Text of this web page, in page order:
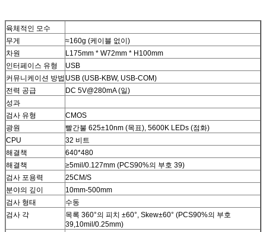
육체적인 모수
무게
≈160g (케이블 없이)
차원
L175mm * W72mm * H100mm
인터페이스 유형
USB
커뮤니케이션 방법 USB (USB-KBW, USB-COM)
전력 공급
DC 5V@280mA (일)
성과
검사 유형
CMOS
광원
빨간불 625±10nm (목표), 5600K LEDs (점화)
CPU
32 비트
해결책
640*480
해결책
≥5mil/0.127mm (PCS90%의 부호 39)
검사 포용력
25CM/S
분야의 깊이
10mm-500mm
검사 형태
수동
검사 각
목록 360°의 피치 ±60°, Skew±60° (PCS90%의 부호
39,10mil/0.25mm)